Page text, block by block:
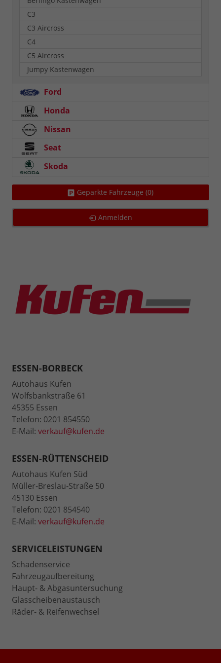
C3
C3 Aircross
C4
C5 Aircross
Jumpy Kastenwagen
Ford
Honda
Nissan
Seat
Skoda
Geparkte Fahrzeuge (0)
Anmelden
ESSEN-BORBECK
Autohaus Kufen
Wolfsbankstraße 61
45355 Essen
Telefon: 0201 854550
E-Mail: verkauf@kufen.de
ESSEN-RÜTTENSCHEID
Autohaus Kufen Süd
Müller-Breslau-Straße 50
45130 Essen
Telefon: 0201 854540
E-Mail: verkauf@kufen.de
SERVICELEISTUNGEN
Schadenservice
Fahrzeugaufbereitung
Haupt- & Abgasuntersuchung
Glasscheibenaustausch
Räder- & Reifenwechsel